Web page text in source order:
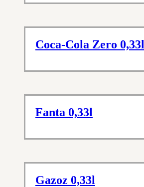
Coca-Cola Zero 0,33l
Fanta 0,33l
Gazoz 0,33l